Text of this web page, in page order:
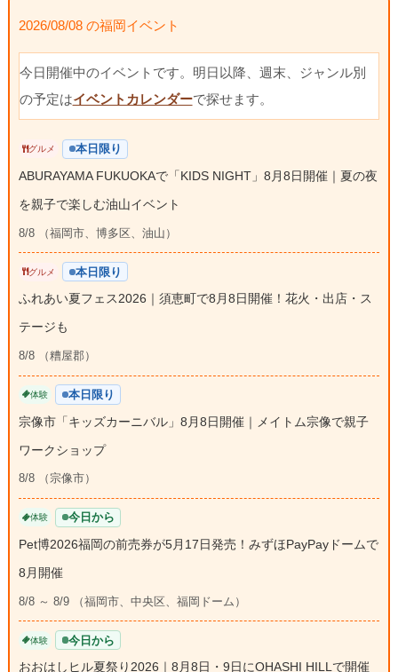
2026/08/08 の福岡イベント
今日開催中のイベントです。明日以降、週末、ジャンル別
の予定はイベントカレンダーで探せます。
グルメ 本日限り
ABURAYAMA FUKUOKAで「KIDS NIGHT」8月8日開催｜夏の夜
を親子で楽しむ油山イベント
8/8 （福岡市、博多区、油山）
グルメ 本日限り
ふれあい夏フェス2026｜須恵町で8月8日開催！花火・出店・ス
テージも
8/8 （糟屋郡）
体験 本日限り
宗像市「キッズカーニバル」8月8日開催｜メイトム宗像で親子
ワークショップ
8/8 （宗像市）
体験 今日から
Pet博2026福岡の前売券が5月17日発売！みずほPayPayドームで
8月開催
8/8 ～ 8/9 （福岡市、中央区、福岡ドーム）
体験 今日から
おおはしヒル夏祭り2026｜8月8日・9日にOHASHI HILLで開催